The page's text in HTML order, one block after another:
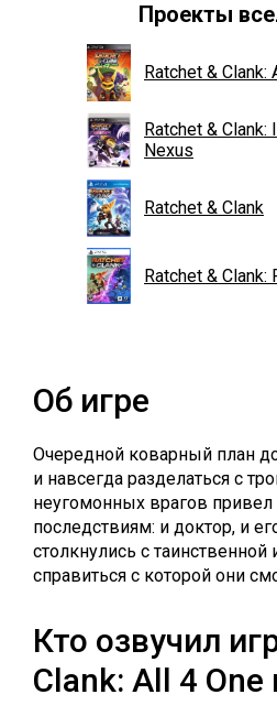
Проекты
Ratchet & Clank:
Ratchet & Clank:
Nexus
Ratchet & Clank
Ratchet & Clank:
Об игре
Очередной коварный план
и навсегда разделаться с
неугомонных врагов
последствиям: и доктор, и
столкнулись с
справиться с которой они
Кто озвучил
Clank: All 4 One